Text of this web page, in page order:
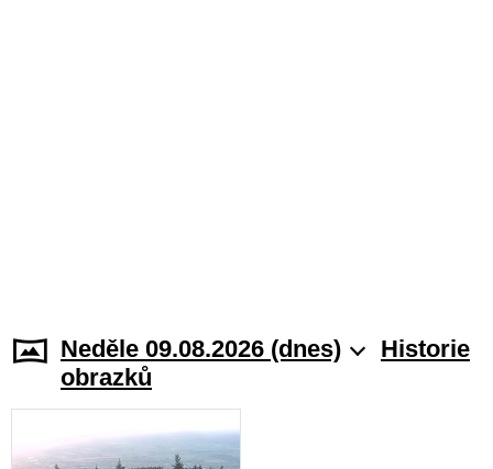
Neděle 09.08.2026 (dnes)
Historie
obrazků